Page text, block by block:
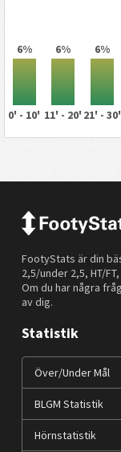
6% 6% 6%
0' - 10' 11' - 20' 21' - 30'
FootyStats är din
2,5/under 2,5, HT/
Om du har några
av dig.
Statistik
Över/Under Mål
BLGM Statistik
Hörnstatistik